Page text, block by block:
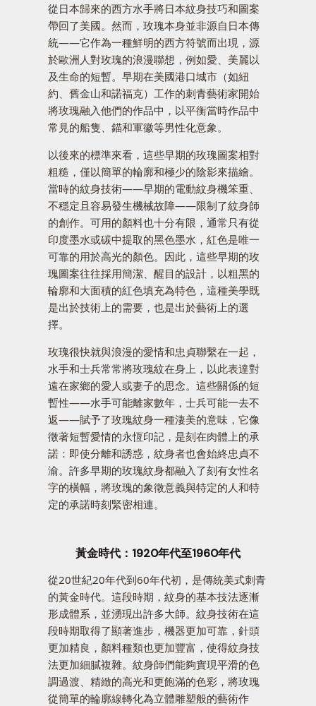
從日本歸來的西方水手將日本紋身技巧和圖案
帶回了美國。然而，玫瑰本身並非源自日本傳
統——它作為一種鮮明的西方符號而出現，源
於歐洲人對玫瑰的浪漫聯想，例如愛、美麗以
及生命的短暫。早期在美國港口城市（如紐
約、舊金山和諾福克）工作的刺青藝術家開始
將玫瑰融入他們的作品中，以平衡當時作品中
常見的船隻、錨和軍徽等男性化意象。
以後來的標準來看，這些早期的玫瑰圖案相對
粗糙，僅以簡單的輪廓和極少的陰影來描繪。
當時的紋身技術——早期的電動紋身機笨重、
不穩定且容易發生機械故障——限制了紋身師
的創作。可用的顏料也十分有限，通常只有從
印度墨水或碳中提取的黑色墨水，紅色是唯一
可靠的用於高光的顏色。因此，這些早期的玫
瑰圖案往往採用簡潔、醒目的設計，以粗黑的
輪廓和大面積的紅色填充為特色，這種美學既
是出於技術上的需要，也是出於藝術上的選
擇。
玫瑰很快就與浪漫的愛情和忠貞聯繫在一起，
水手和士兵常常將玫瑰紋在身上，以此表達對
遠在家鄉的愛人或妻子的思念。這些關係的短
暫性——水手可能離家數年，士兵可能一去不
返——賦予了玫瑰紋身一種淒美的意味，它像
徵著短暫愛情的永恆印記，是刻在肉體上的承
諾：即使分離和誘惑，紋身者也會始終忠貞不
渝。許多早期的玫瑰紋身都融入了刻有女性名
字的橫幅，將玫瑰的象徵意義與特定的人和特
定的承諾時刻緊密相連。
黃金時代：1920年代至1960年代
從20世紀20年代到60年代初，是傳統美式刺青
的黃金時代。這段時期，紋身的基本技法逐漸
形成體系，並湧現出許多大師。紋身技術在這
段時期取得了顯著進步，機器更加可靠，針頭
更加精良，顏料種類也更加豐富，使得紋身技
法更加細膩複雜。紋身師們能夠實現平滑的色
調過渡、精緻的高光和更飽滿的色彩，將玫瑰
從簡單的輪廓線轉化為立體雕塑般的藝術作